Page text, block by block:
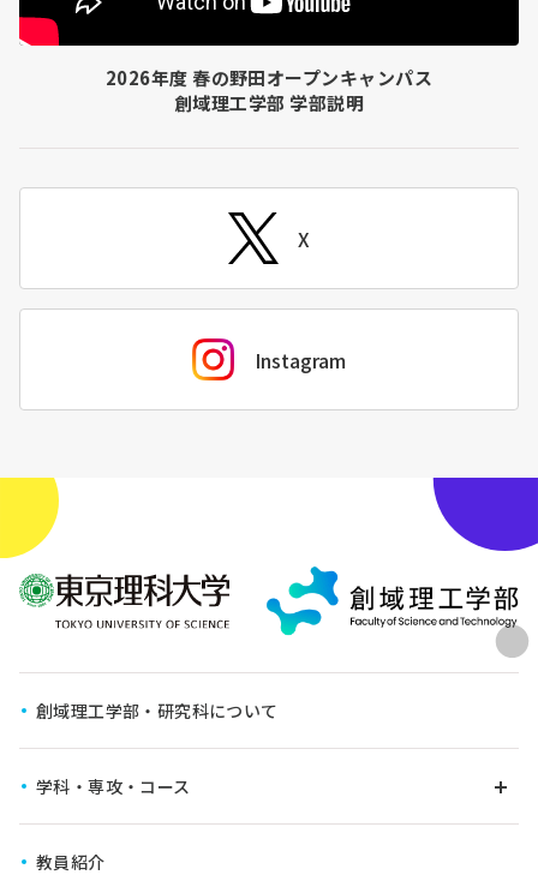
2026年度 春の野田オープンキャンパス
創域理工学部 学部説明
X
Instagram
創域理工学部・研究科について
学科・専攻・コース
教員紹介